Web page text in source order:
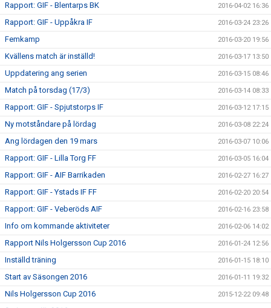
Rapport: GIF - Blentarps BK 2016-04-02 16:36
Rapport: GIF - Uppåkra IF 2016-03-24 23:26
Femkamp 2016-03-20 19:56
Kvällens match är inställd! 2016-03-17 13:50
Uppdatering ang serien 2016-03-15 08:46
Match på torsdag (17/3) 2016-03-14 08:33
Rapport: GIF - Spjutstorps IF 2016-03-12 17:15
Ny motståndare på lördag 2016-03-08 22:24
Ang lördagen den 19 mars 2016-03-07 10:06
Rapport: GIF - Lilla Torg FF 2016-03-05 16:04
Rapport: GIF - AIF Barrikaden 2016-02-27 16:27
Rapport: GIF - Ystads IF FF 2016-02-20 20:54
Rapport: GIF - Veberöds AIF 2016-02-16 23:58
Info om kommande aktiviteter 2016-02-06 14:02
Rapport Nils Holgersson Cup 2016 2016-01-24 12:56
Inställd träning 2016-01-15 18:10
Start av Säsongen 2016 2016-01-11 19:32
Nils Holgersson Cup 2016 2015-12-22 09:48